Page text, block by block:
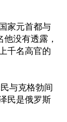
家元首都与
没有透露，
千名高官的
与克格勃间
民是俄罗斯